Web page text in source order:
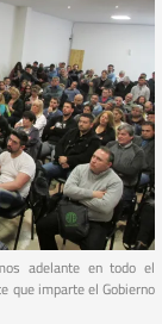
adelante en todo el
que imparte el Gobierno